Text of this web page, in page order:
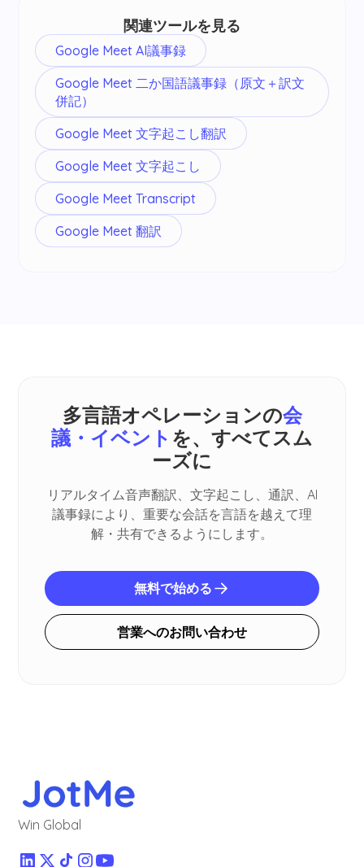
関連ツールを見る
Google Meet AI議事録
Google Meet 二か国語議事録（原文＋訳文
併記）
Google Meet 文字起こし翻訳
Google Meet 文字起こし
Google Meet Transcript
Google Meet 翻訳
多言語オペレーションの会
議・イベント を、すべてスム
ーズに
リアルタイム音声翻訳、文字起こし、通訳、AI
議事録により、重要な会話を言語を越えて理
解・共有できるようにします。
無料で始める
営業へのお問い合わせ
Win Global